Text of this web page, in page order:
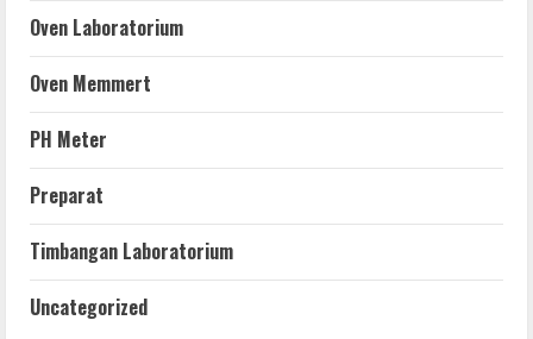
Oven Laboratorium
Oven Memmert
PH Meter
Preparat
Timbangan Laboratorium
Uncategorized